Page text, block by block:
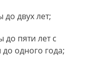
двух лет;
до пяти лет с
одного года;